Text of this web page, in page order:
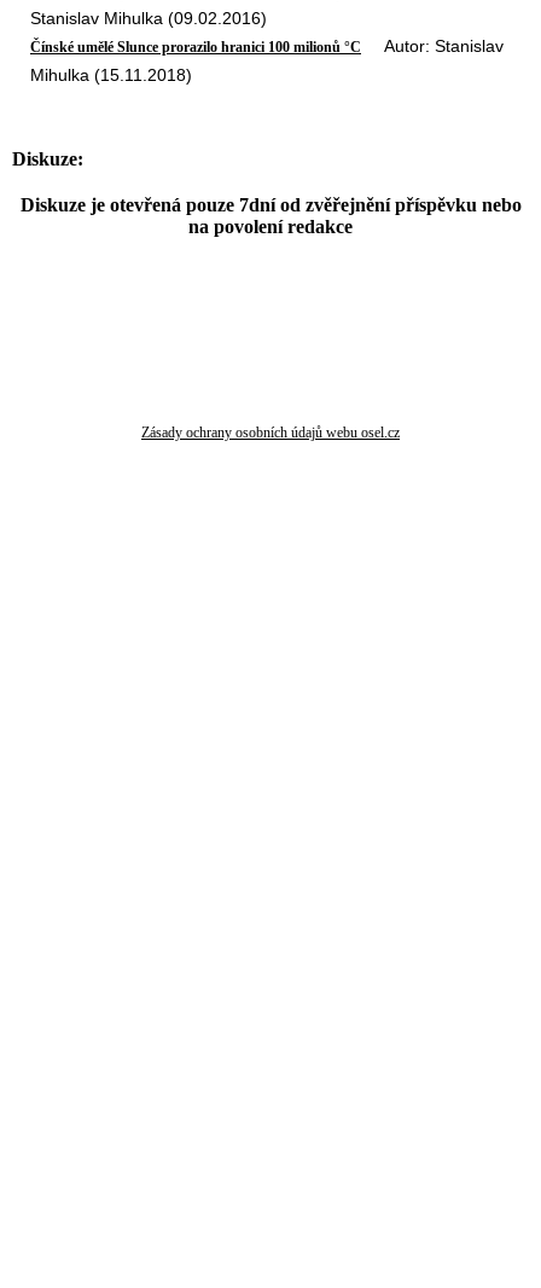
Stanislav Mihulka (09.02.2016)
Čínské umělé Slunce prorazilo hranici 100 milionů °C
Autor: Stanislav
Mihulka (15.11.2018)
Diskuze:
Diskuze je otevřená pouze 7dní od zvěřejnění příspěvku nebo
na povolení redakce
Zásady ochrany osobních údajů webu osel.cz